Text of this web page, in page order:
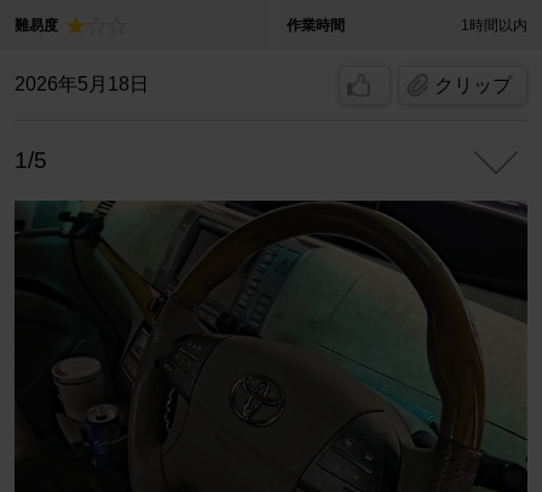
難易度 作業時間 1時間以内
2026年5月18日 クリップ
1/5